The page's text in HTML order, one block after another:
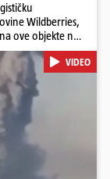
Wildberries,
ove objekte ne
tvrdi da ih ruske
i
se koristi u
na ruska
te
dublje na ruski
VIDEO